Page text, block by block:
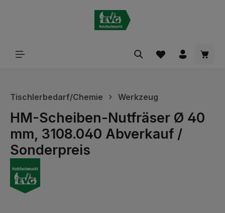
Tischlerbedarf/Chemie Werkzeug
HM-Scheiben-Nutfräser Ø 40
mm, 3108.040 Abverkauf /
Sonderpreis